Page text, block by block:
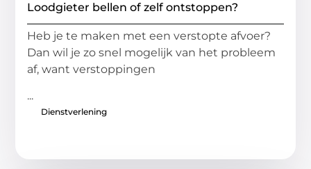
Loodgieter bellen of zelf ontstoppen?
Heb je te maken met een verstopte afvoer?
Dan wil je zo snel mogelijk van het probleem
af, want verstoppingen
...
Dienstverlening